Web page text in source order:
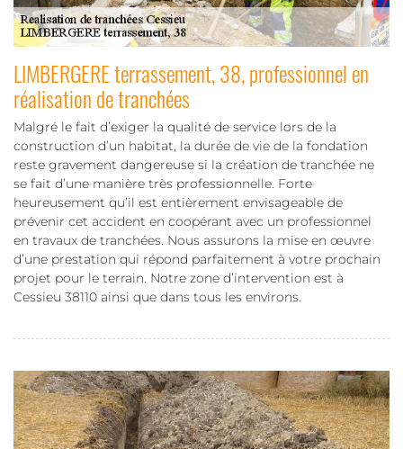
LIMBERGERE terrassement, 38, professionnel en
réalisation de tranchées
Malgré le fait d’exiger la qualité de service lors de la
construction d’un habitat, la durée de vie de la fondation
reste gravement dangereuse si la création de tranchée ne
se fait d’une manière très professionnelle. Forte
heureusement qu’il est entièrement envisageable de
prévenir cet accident en coopérant avec un professionnel
en travaux de tranchées. Nous assurons la mise en œuvre
d’une prestation qui répond parfaitement à votre prochain
projet pour le terrain. Notre zone d’intervention est à
Cessieu 38110 ainsi que dans tous les environs.